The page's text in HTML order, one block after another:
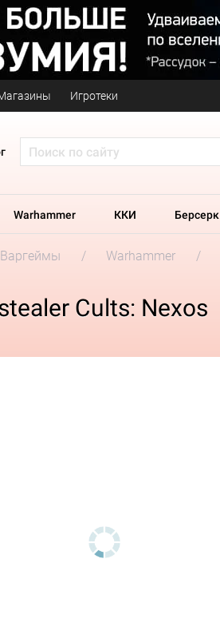
Игротеки
Warhammer ККИ Берсерк
Варгеймы Warhammer
Cults: Nexos